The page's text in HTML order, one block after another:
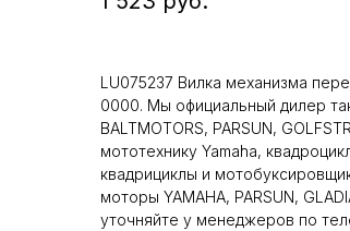
LU075237 Вилка механизма
0000. Мы официальный дилер
BALTMOTORS, PARSUN,
мототехнику Yamaha,
квадрициклы и
моторы YAMAHA, PARSUN,
уточняйте у менеджеров по